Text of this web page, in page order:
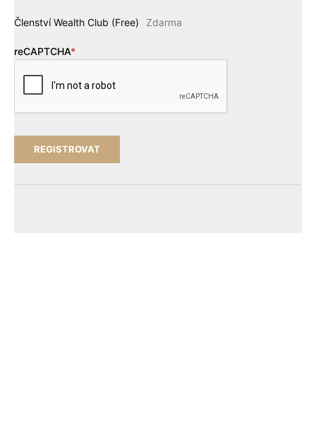
Členství Wealth Club (Free) Zdarma
reCAPTCHA*